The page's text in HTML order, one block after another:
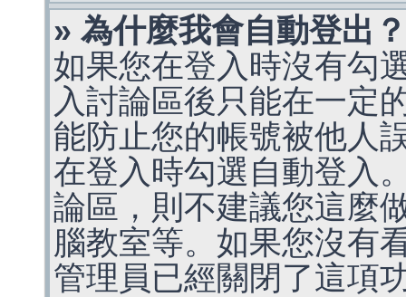
» 為什麼我會自動登出？
如果您在登入時沒有勾
入討論區後只能在一定
能防止您的帳號被他人
在登入時勾選自動登入
論區，則不建議您這麼
腦教室等。如果您沒有
管理員已經關閉了這項